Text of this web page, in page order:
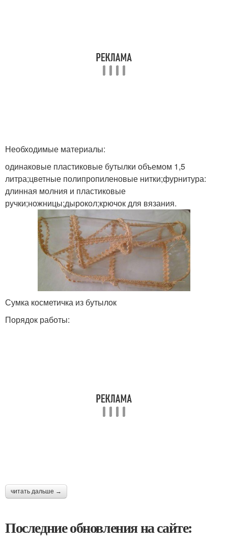
Необходимые материалы:
одинаковые пластиковые бутылки объемом 1,5
литра;цветные полипропиленовые нитки;фурнитура:
длинная молния и пластиковые
ручки;ножницы;дырокол;крючок для вязания.
Сумка косметичка из бутылок
Порядок работы:
читать дальше →
Последние обновления на сайте: